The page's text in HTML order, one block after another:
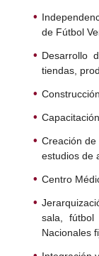
de Fútbol
Desarrollo
tiendas,
Creación
estudios de
Centro
sala,
Nacionales